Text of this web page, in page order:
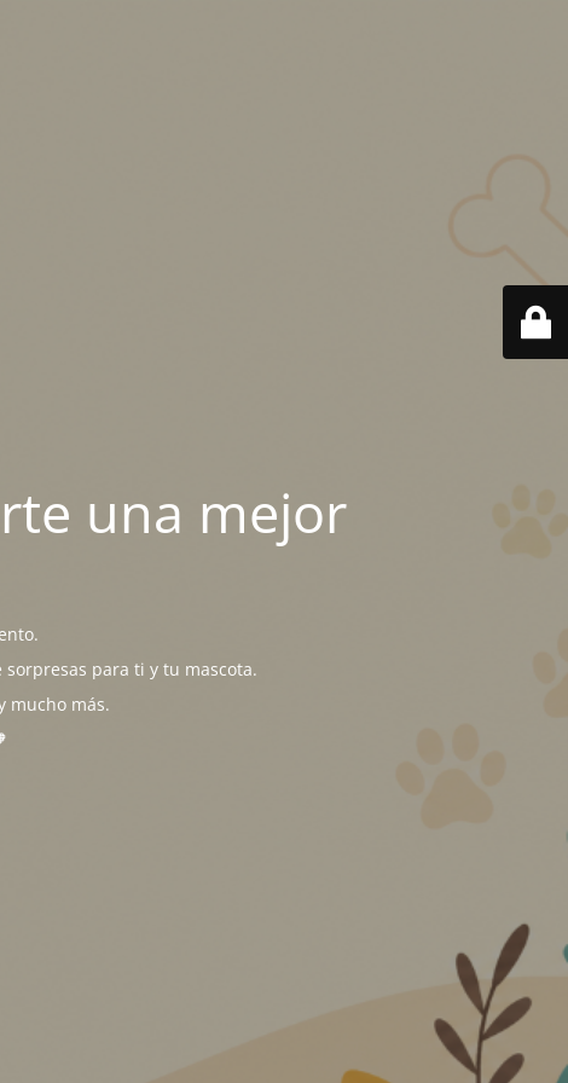
una mejor
para ti y tu mascota.
mucho más.